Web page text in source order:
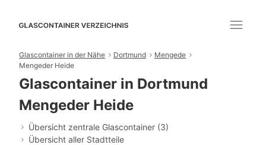
Glascontainer in der Nähe Dortmund
Mengede
Mengeder Heide
Glascontainer in Dortmund
Mengeder Heide
Übersicht zentrale Glascontainer (3)
Übersicht aller Stadtteile